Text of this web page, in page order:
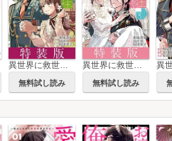
無料試し読み 無料試し読み